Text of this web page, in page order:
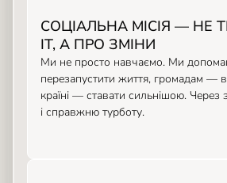
СОЦІАЛЬНА МІСІЯ — НЕ
ІТ, А ПРО ЗМІНИ
Ми не просто навчаємо. Ми
перезапустити життя, громадам —
країні — ставати сильнішою. Через
і справжню турботу.